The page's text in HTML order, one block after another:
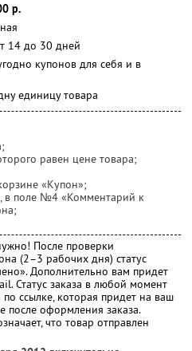
р.
14 до 30 дней
купонов для себя и в
единицу товара
равен цене товара;
«Купон»;
в поле №4 «Комментарий к
После проверки
(2–3 рабочих дня) статус
Дополнительно вам придет
Статус заказа в любой момент
ссылке, которая придет на ваш
после оформления заказа.
что товар отправлен